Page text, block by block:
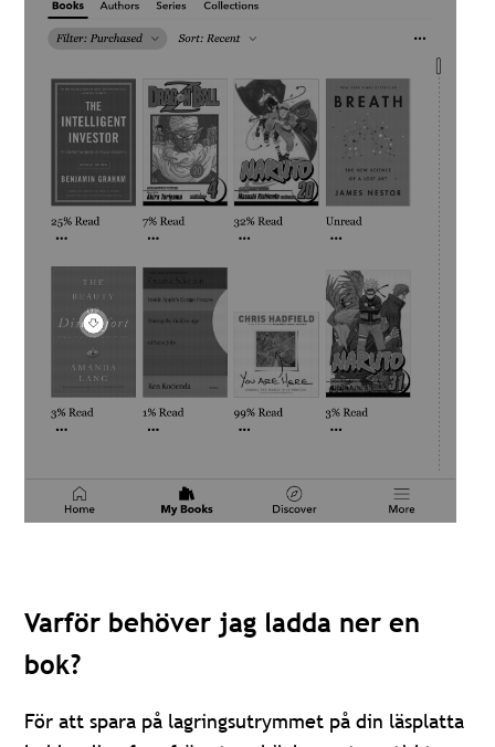
Varför behöver jag ladda ner en
bok?
För att spara på lagringsutrymmet på din läsplatta